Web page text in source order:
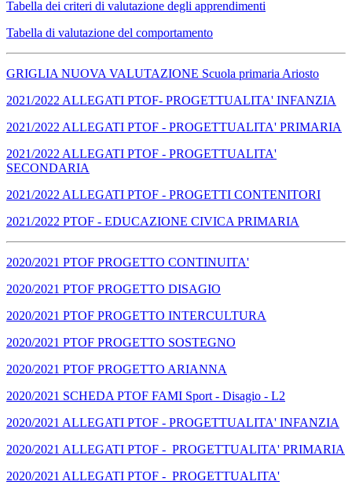
Tabella dei criteri di valutazione degli apprendimenti
Tabella di valutazione del comportamento
GRIGLIA NUOVA VALUTAZIONE Scuola primaria Ariosto
2021/2022 ALLEGATI PTOF- PROGETTUALITA' INFANZIA
2021/2022 ALLEGATI PTOF - PROGETTUALITA' PRIMARIA
2021/2022 ALLEGATI PTOF - PROGETTUALITA'
SECONDARIA
2021/2022 ALLEGATI PTOF - PROGETTI CONTENITORI
2021/2022 PTOF - EDUCAZIONE CIVICA PRIMARIA
2020/2021 PTOF PROGETTO CONTINUITA'
2020/2021 PTOF PROGETTO DISAGIO
2020/2021 PTOF PROGETTO INTERCULTURA
2020/2021 PTOF PROGETTO SOSTEGNO
2020/2021 PTOF PROGETTO ARIANNA
2020/2021 SCHEDA PTOF FAMI Sport - Disagio - L2
2020/2021 ALLEGATI PTOF - PROGETTUALITA' INFANZIA
2020/2021 ALLEGATI PTOF - PROGETTUALITA' PRIMARIA
2020/2021 ALLEGATI PTOF - PROGETTUALITA'